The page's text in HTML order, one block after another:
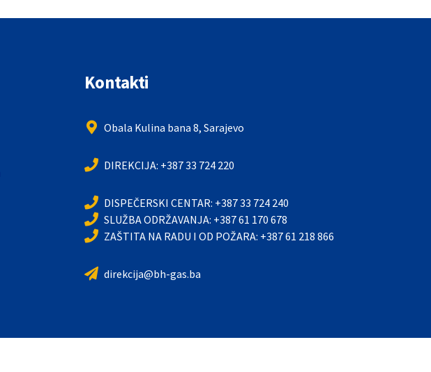
Kontakti
Obala Kulina bana 8, Sarajevo
DIREKCIJA: +387 33 724 220
DISPEČERSKI CENTAR: +387 33 724 240
SLUŽBA ODRŽAVANJA: +387 61 170 678
ZAŠTITA NA RADU I OD POŽARA: +387 61 218 866
direkcija@bh-gas.ba